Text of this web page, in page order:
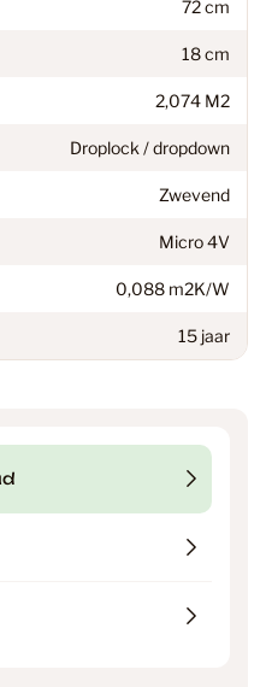
72 cm
18 cm
2,074 M2
Droplock / dropdown
Zwevend
Micro 4V
0,088 m2K/W
15 jaar